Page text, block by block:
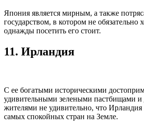
Япония является мирным, а также
государством, в котором не обязательно
однажды посетить его стоит.
11. Ирландия
С ее богатыми историческими
удивительными зелеными пастбищами
жителями не удивительно, что Ирландия
самых спокойных стран на Земле.